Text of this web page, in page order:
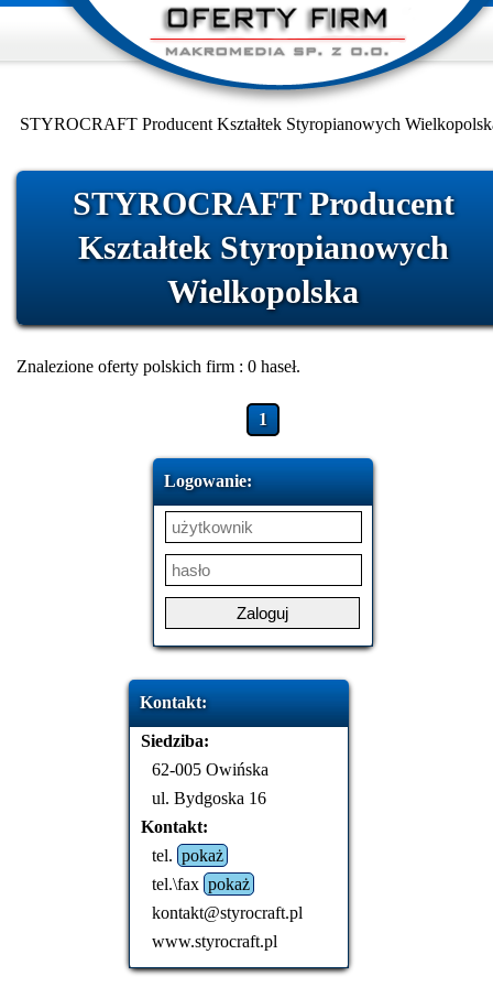
STYROCRAFT Producent Kształtek Styropianowych
STYROCRAFT Producent
Kształtek Styropianowych
Wielkopolska
Znalezione oferty polskich firm : 0 haseł.
1
Logowanie:
Kontakt:
Siedziba:
62-005 Owińska
ul. Bydgoska 16
Kontakt:
tel. pokaż
tel.\fax pokaż
kontakt@styrocraft.pl
www.styrocraft.pl